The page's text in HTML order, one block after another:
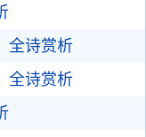
全诗赏析
全诗赏析